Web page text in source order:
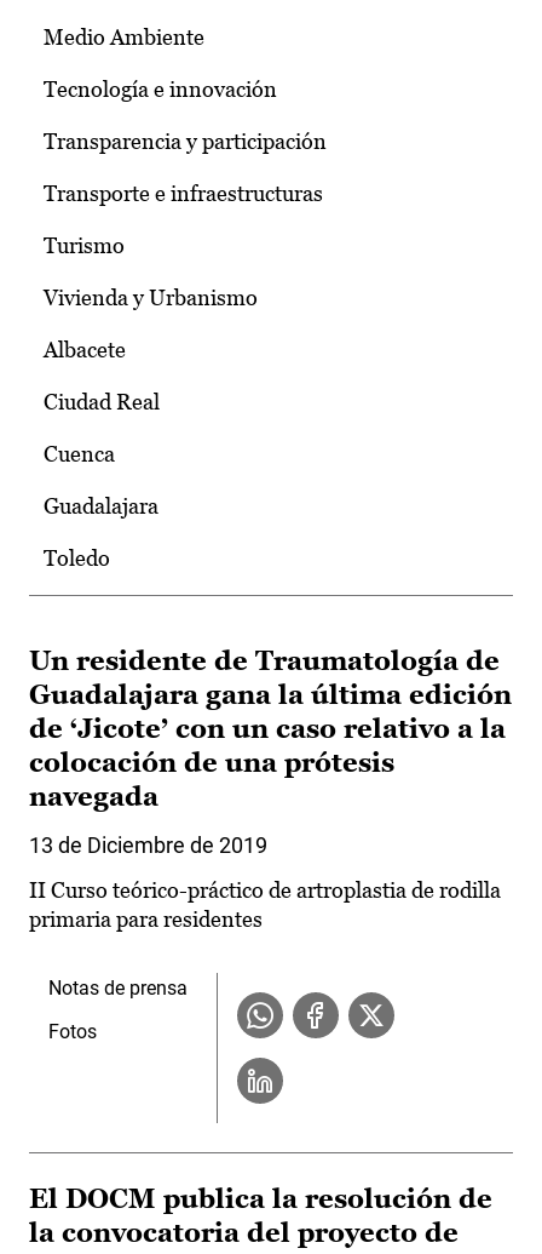
Medio Ambiente
Tecnología e innovación
Transparencia y participación
Transporte e infraestructuras
Turismo
Vivienda y Urbanismo
Albacete
Ciudad Real
Cuenca
Guadalajara
Toledo
Un residente de Traumatología de
Guadalajara gana la última edición
de ‘Jicote’ con un caso relativo a la
colocación de una prótesis
navegada
13 de Diciembre de 2019
II Curso teórico-práctico de artroplastia de rodilla
primaria para residentes
Notas de prensa
Fotos
El DOCM publica la resolución de
la convocatoria del proyecto de